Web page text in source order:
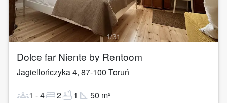
1/31
Dolce far Niente by Rentoom
Jagiellończyka 4, 87-100 Toruń
groups1 -4bed2bathtub1 square_foot 50 m²